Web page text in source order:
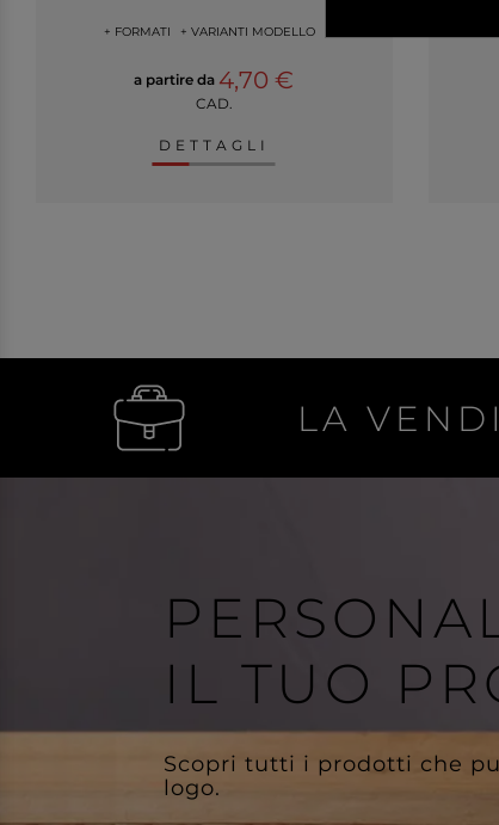
+ FORMATI + VARIANTI MODELLO
a partire da 4,70 €
CAD.
DETTAGLI
LA
IL TUO
Scopri tutti i prodotti che
logo.